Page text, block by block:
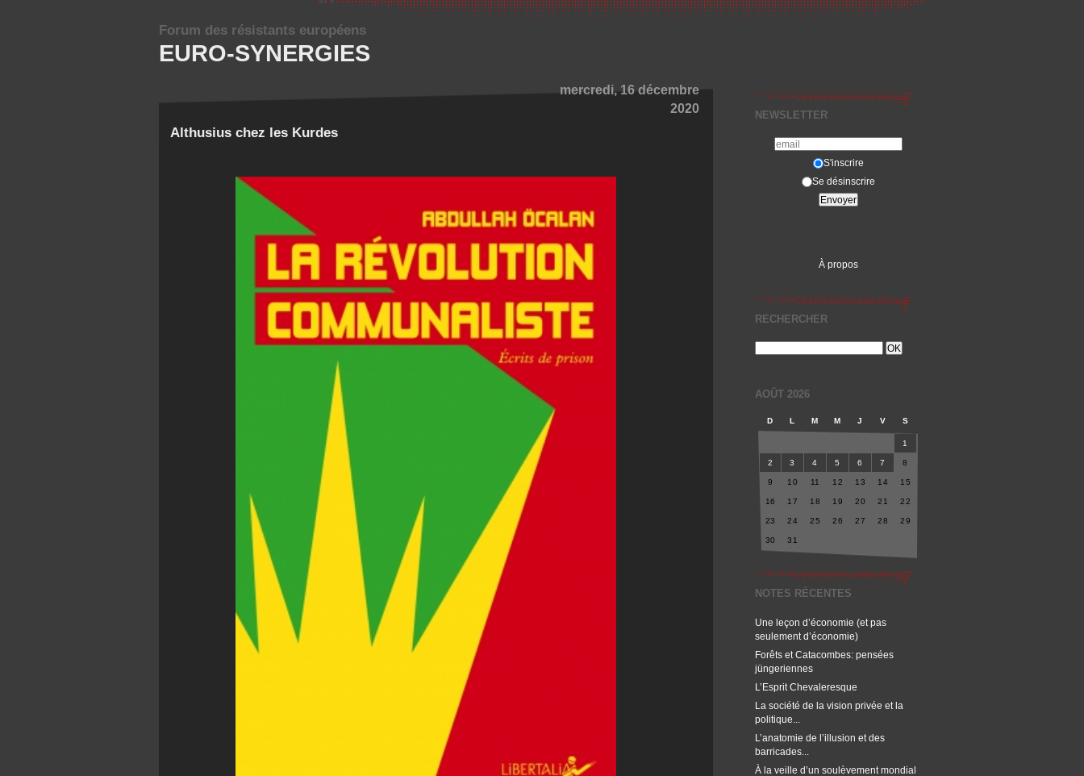
EURO-SYNERGIES
Forum des résistants européens
NEWSLETTER
S'inscrire
Se désinscrire
À propos
RECHERCHER
AOÛT 2026
D L M M J V S
1
2 3 4 5 6 7 8
9 10 11 12 13 14 15
16 17 18 19 20 21 22
23 24 25 26 27 28 29
30 31
NOTES RÉCENTES
Une leçon d’économie (et pas
seulement d’économie)
Forêts et Catacombes: pensées
jüngeriennes
L’Esprit Chevaleresque
La société de la vision privée et la
politique...
L’anatomie de l’illusion et des
barricades...
À la veille d’un soulèvement mondial
mercredi, 16 décembre
2020
Althusius chez les Kurdes